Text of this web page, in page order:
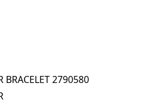
BRACELET 2790580